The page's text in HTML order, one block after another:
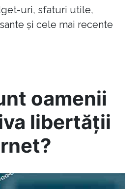
uri, sfaturi utile,
și cele mai recente
oamenii
libertății